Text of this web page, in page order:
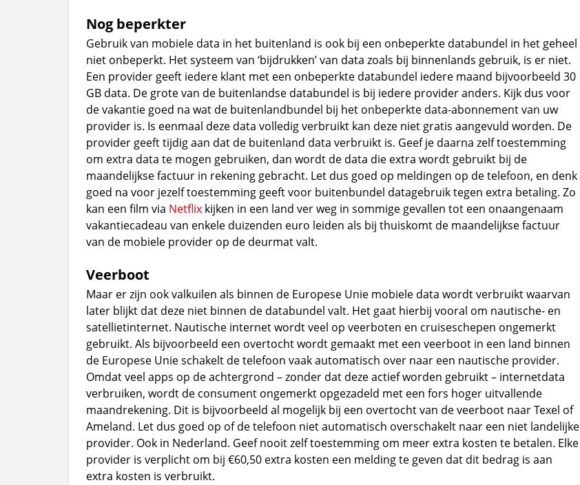
Nog beperkter
Gebruik van mobiele data in het buitenland is ook bij een onbeperkte databundel in het geheel
niet onbeperkt. Het systeem van ‘bijdrukken’ van data zoals bij binnenlands gebruik, is er niet.
Een provider geeft iedere klant met een onbeperkte databundel iedere maand bijvoorbeeld 30
GB data. De grote van de buitenlandse databundel is bij iedere provider anders. Kijk dus voor
de vakantie goed na wat de buitenlandbundel bij het onbeperkte data-abonnement van uw
provider is. Is eenmaal deze data volledig verbruikt kan deze niet gratis aangevuld worden. De
provider geeft tijdig aan dat de buitenland data verbruikt is. Geef je daarna zelf toestemming
om extra data te mogen gebruiken, dan wordt de data die extra wordt gebruikt bij de
maandelijkse factuur in rekening gebracht. Let dus goed op meldingen op de telefoon, en denk
goed na voor jezelf toestemming geeft voor buitenbundel datagebruik tegen extra betaling. Zo
kan een film via Netflixkijken in een land ver weg in sommige gevallen tot een onaangenaam
vakantiecadeau van enkele duizenden euro leiden als bij thuiskomt de maandelijkse factuur
van de mobiele provider op de deurmat valt.
Veerboot
Maar er zijn ook valkuilen als binnen de Europese Unie mobiele data wordt verbruikt waarvan
later blijkt dat deze niet binnen de databundel valt. Het gaat hierbij vooral om nautische- en
satellietinternet. Nautische internet wordt veel op veerboten en cruiseschepen ongemerkt
gebruikt. Als bijvoorbeeld een overtocht wordt gemaakt met een veerboot in een land binnen
de Europese Unie schakelt de telefoon vaak automatisch over naar een nautische provider.
Omdat veel apps op de achtergrond – zonder dat deze actief worden gebruikt – internetdata
verbruiken, wordt de consument ongemerkt opgezadeld met een fors hoger uitvallende
maandrekening. Dit is bijvoorbeeld al mogelijk bij een overtocht van de veerboot naar Texel of
Ameland. Let dus goed op of de telefoon niet automatisch overschakelt naar een niet landelijke
provider. Ook in Nederland. Geef nooit zelf toestemming om meer extra kosten te betalen. Elke
provider is verplicht om bij €60,50 extra kosten een melding te geven dat dit bedrag is aan
extra kosten is verbruikt.